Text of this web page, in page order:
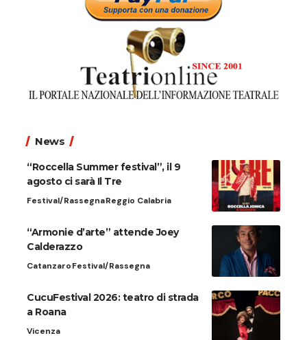
News
“Roccella Summer festival”, il 9
agosto ci sarà Il Tre
Festival/RassegnaReggio Calabria
“Armonie d’arte” attende Joey
Calderazzo
CatanzaroFestival/Rassegna
CucuFestival 2026: teatro di strada
a Roana
Vicenza